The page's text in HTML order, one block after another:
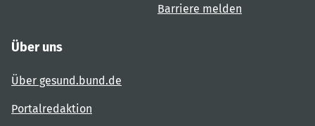
Barriere melden
Über uns
Über gesund.bund.de
Portalredaktion